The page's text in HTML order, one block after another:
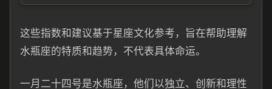
这些指数和建议基于星座文化参考，旨在帮助理解
水瓶座的特质和趋势，不代表具体命运。
一月二十四号是水瓶座，他们以独立、创新和理性